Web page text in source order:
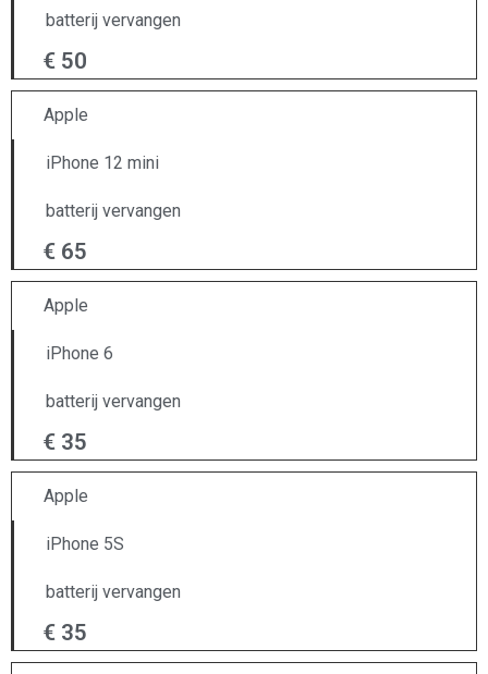
batterij vervangen
€ 50
Apple
iPhone 12 mini
batterij vervangen
€ 65
Apple
iPhone 6
batterij vervangen
€ 35
Apple
iPhone 5S
batterij vervangen
€ 35